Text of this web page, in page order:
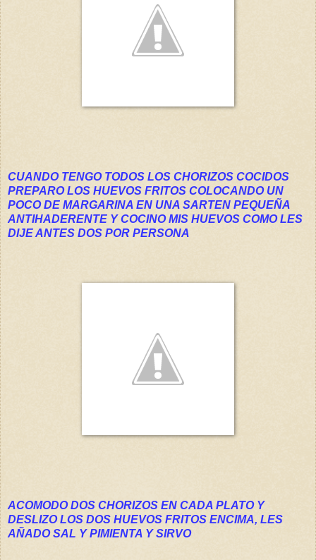
CUANDO TENGO TODOS LOS CHORIZOS COCIDOS
PREPARO LOS HUEVOS FRITOS COLOCANDO UN
POCO DE MARGARINA EN UNA SARTEN PEQUEÑA
ANTIHADERENTE Y COCINO MIS HUEVOS COMO LES
DIJE ANTES DOS POR PERSONA
ACOMODO DOS CHORIZOS EN CADA PLATO Y
DESLIZO LOS DOS HUEVOS FRITOS ENCIMA, LES
AÑADO SAL Y PIMIENTA Y SIRVO